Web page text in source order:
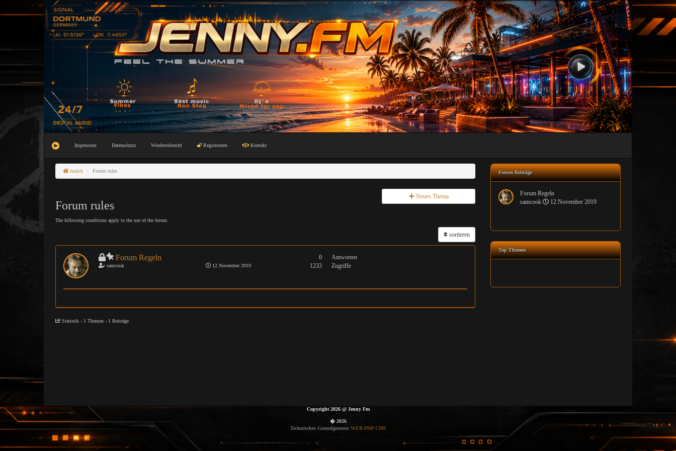
Impressum Datenschutz Wiederrufsrecht Registrieren Kontakt
zurück Forum rules
Forum rules
Neues Thema
The following conditions apply to the use of the forum.
sortieren
Forum Regeln
samcook 12.November 2019
0
Antworten
1233
Zugriffe
Statistik - 1 Themen - 1 Beiträge
Forum Beiträge
Forum Regeln
samcook
12.November 2019
Top Themen
Copyright 2026@ Jenny Fm
� 2026
Technisches Grundgeruest: WEB-PHP CMS